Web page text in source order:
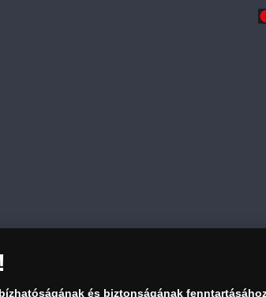
és biztonságának